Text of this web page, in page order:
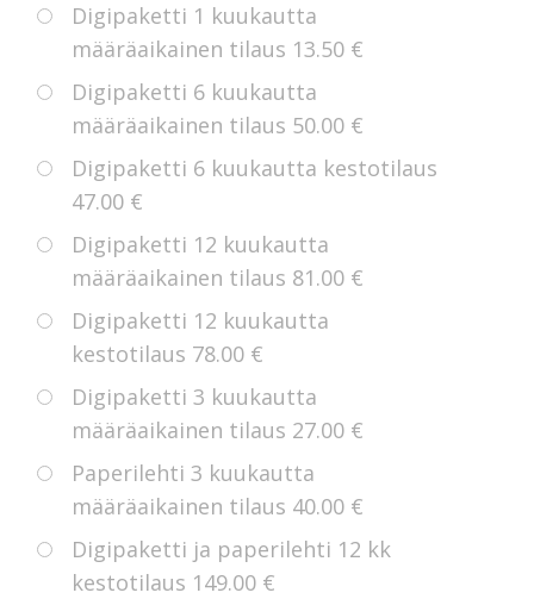
Digipaketti 1 kuukautta
määräaikainen tilaus 13.50 €
Digipaketti 6 kuukautta
määräaikainen tilaus 50.00 €
Digipaketti 6 kuukautta kestotilaus
47.00 €
Digipaketti 12 kuukautta
määräaikainen tilaus 81.00 €
Digipaketti 12 kuukautta
kestotilaus 78.00 €
Digipaketti 3 kuukautta
määräaikainen tilaus 27.00 €
Paperilehti 3 kuukautta
määräaikainen tilaus 40.00 €
Digipaketti ja paperilehti 12 kk
kestotilaus 149.00 €